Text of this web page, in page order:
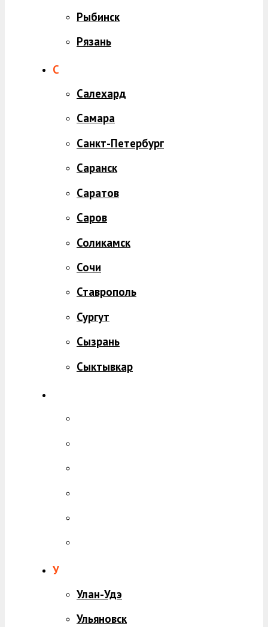
Рыбинск
Рязань
С
Салехард
Самара
Санкт-Петербург
Саранск
Саратов
Саров
Соликамск
Сочи
Ставрополь
Сургут
Сызрань
Сыктывкар
У
Улан-Удэ
Ульяновск